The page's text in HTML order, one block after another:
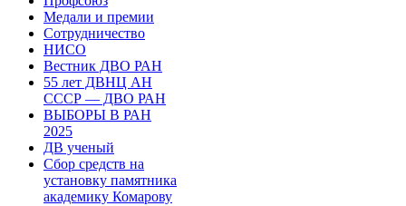
Медали и премии
Сотрудничество
НИСО
Вестник ДВО РАН
55 лет ДВНЦ АН
СССР — ДВО РАН
ВЫБОРЫ В РАН
2025
ДВ ученый
Сбор средств на
установку памятника
академику Комарову